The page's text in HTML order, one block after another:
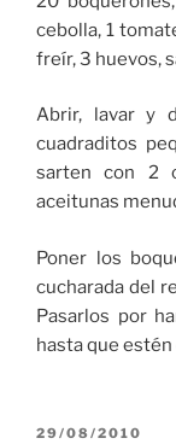
cebolla, 1
freír, 3 huevos,
Abrir, lavar y
cuadraditos
sarten con 2
aceitunas
Poner los
cucharada del
Pasarlos por
hasta que
PUBLICADO
29/08/2010